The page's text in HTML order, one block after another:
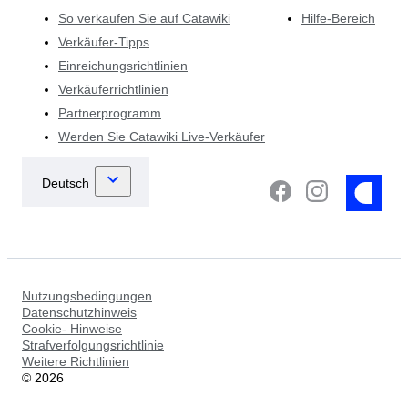
So verkaufen Sie auf Catawiki
Verkäufer-Tipps
Einreichungsrichtlinien
Verkäuferrichtlinien
Partnerprogramm
Werden Sie Catawiki Live-Verkäufer
Hilfe-Bereich
Nutzungsbedingungen
Datenschutzhinweis
Cookie- Hinweise
Strafverfolgungsrichtlinie
Weitere Richtlinien
© 2026